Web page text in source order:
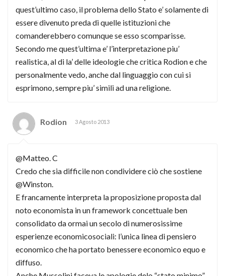
quest’ultimo caso, il problema dello Stato e’ solamente di
essere divenuto preda di quelle istituzioni che
comanderebbero comunque se esso scomparisse.
Secondo me quest’ultima e’ l’interpretazione piu’
realistica, al di la’ delle ideologie che critica Rodion e che
personalmente vedo, anche dal linguaggio con cui si
esprimono, sempre piu’ simili ad una religione.
Rodion 3 Agosto 2013
@Matteo. C
Credo che sia difficile non condividere ciò che sostiene
@Winston.
E francamente interpreta la proposizione proposta dal
noto economista in un framework concettuale ben
consolidato da ormai un secolo di numerosissime
esperienze economicosociali: l’unica linea di pensiero
economico che ha portato benessere economico equo e
diffuso.